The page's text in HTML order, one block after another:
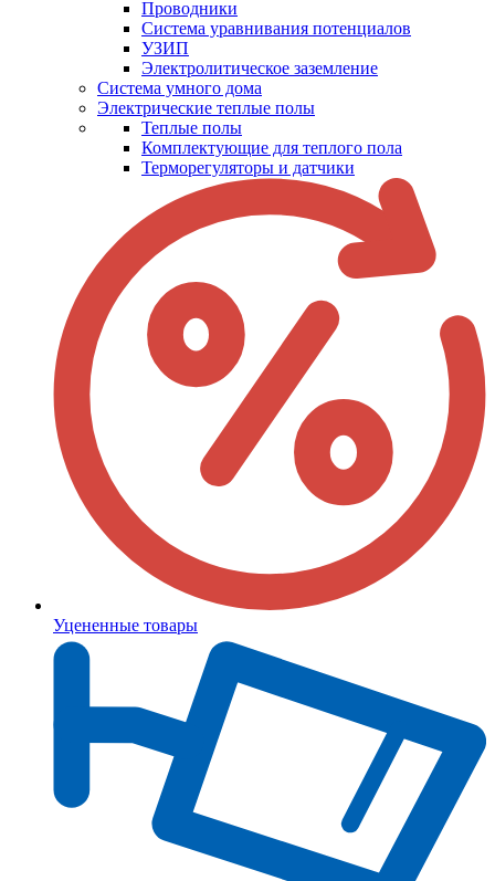
Проводники
Система уравнивания потенциалов
УЗИП
Электролитическое заземление
Система умного дома
Электрические теплые полы
Теплые полы
Комплектующие для теплого пола
Терморегуляторы и датчики
Уцененные товары